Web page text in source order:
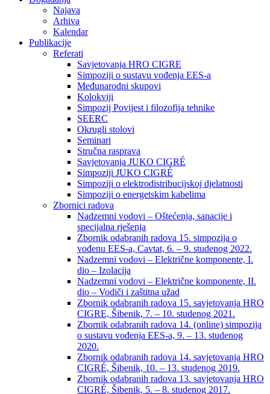
Najava
Arhiva
Kalendar
Publikacije
Referati
Savjetovanja HRO CIGRE
Simpoziji o sustavu vođenja EES-a
Međunarodni skupovi
Kolokviji​
Simpozij Povijest i filozofija tehnike
SEERC
Okrugli stolovi
Seminari​
Stručna rasprava​
Savjetovanja JUKO CIGRÉ
Simpoziji JUKO CIGRÉ
Simpoziji o elektrodistribucijskoj djelatnosti
Simpoziji o energetskim kabelima
Zbornici radova
Nadzemni vodovi – Oštećenja, sanacije i
specijalna rješenja
Zbornik odabranih radova 15. simpozija o
vođenu EES-a, Cavtat, 6. – 9. studenog 2022.
Nadzemni vodovi – Električne komponente, I.
dio – Izolacija
Nadzemni vodovi – Električne komponente, II.
dio – Vodiči i zaštitna užad
Zbornik odabranih radova 15. savjetovanja HRO
CIGRE, Šibenik, 7. – 10. studenog 2021.
Zbornik odabranih radova 14. (online) simpozija
o sustavu vođenja EES-a, 9. – 13. studenog
2020.
Zbornik odabranih radova 14. savjetovanja HRO
CIGRÉ, Šibenik, 10. – 13. studenog 2019.
Zbornik odabranih radova 13. savjetovanja HRO
CIGRÉ, Šibenik, 5. – 8. studenog 2017.